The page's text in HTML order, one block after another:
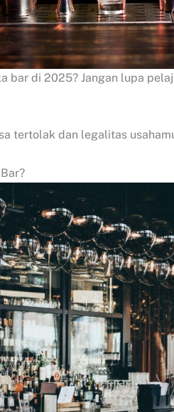
bar di 2025? Jangan lupa
tertolak dan legalitas